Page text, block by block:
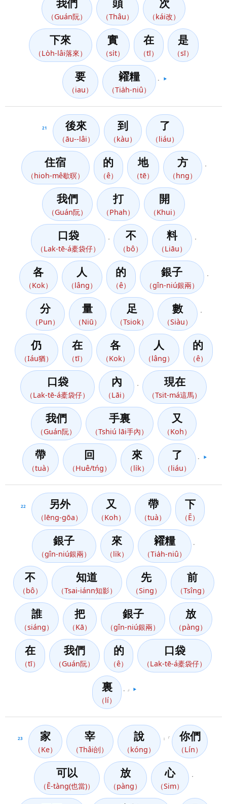
我們
（Guán阮）
頭
（Thâu）
次
（kái改）
下來
（Lo̍h-lâi落來）
實
（si̍t）
在
（tī）
是
（sī）
要
（iau）
糴糧
（Tia̍h-niû）
▶️
21 後來
（āu--lâi）
到
（kàu）
了
（liáu）
住宿
（hioh-mê歇暝）
的
（ê）
地
（tē）
方
（hng）
我們
（Guán阮）
打
（Phah）
開
（Khui）
口袋
（Lak-tē-á橐袋仔）
不
（bô）
料
（Liāu）
各
（Kok）
人
（lâng）
的
（ê）
銀子
（gîn-niú銀兩）
分
（Pun）
量
（Niū）
足
（Tsiok）
數
（Siàu）
仍
（Iáu猶）
在
（tī）
各
（Kok）
人
（lâng）
的
（ê）
口袋
（Lak-tē-á橐袋仔）
內
（Lāi）
現在
（Tsit-má這馬）
我們
（Guán阮）
手裏
（Tshiú lāi手內）
又
（Koh）
帶
（tuà）
回
（Huê/tńg）
來
（li̍k）
了
（liáu）
▶️
22 另外
（lēng-gōa）
又
（Koh）
帶
（tuà）
下
（Ē）
銀子
（gîn-niú銀兩）
來
（li̍k）
糴糧
（Tia̍h-niû）
不
（bô）
知道
（Tsai-iánn知影）
先
（Sing）
前
（Tsîng）
誰
（siáng）
把
（Kā）
銀子
（gîn-niú銀兩）
放
（pàng）
在
（tī）
我們
（Guán阮）
的
（ê）
口袋
（Lak-tē-á橐袋仔）
裏
（lí）
。」 ▶️
23 家
（Ke）
宰
（Thâi刣）
說
（kóng）
：「 你們
（Lín）
可以
（Ē-tàng(也當)）
放
（pàng）
心
（Sim）